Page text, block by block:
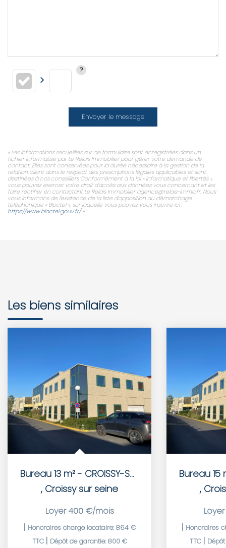
Envoyer le message
« Les informations recueillies sur ce formulaire sont enregistrées dans un
fichier informatisé par Le Relais Immobilier pour gérer votre demande de
contact. Elles sont conservées pour la durée nécessaire à la gestion de la
relation client dans le respect des prescriptions légales applicables et sont
destinées à nos conseillers Conformément à la loi « informatique et libertés »,
vous pouvez exercer votre droit d'accès aux données vous concernant et les
faire rectifier en contactant Le Relais Immobilier agence@relais-immo.fr. Nous
vous informons de l'existence de la liste d'opposition au démarchage
téléphonique « Bloctel », sur laquelle vous pouvez vous inscrire ici :
https://www.bloctel.gouv.fr/»
Les biens similaires
Bureau 13 m² - CROISSY-SUR-SEINE - 400 € HT/CC
, Croissy sur seine
Loyer 400 €/mois
| Honoraires charge locataire: 864 €
TTC | Dépôt de garantie: 800 €
,
| Honoraires
TTC |